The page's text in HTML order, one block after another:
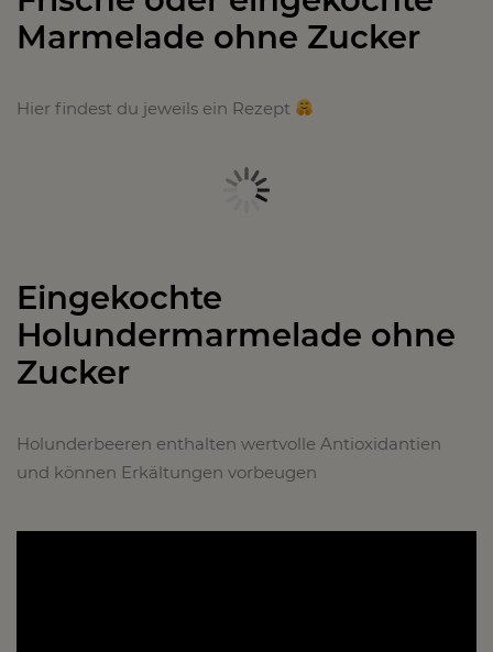
Marmelade ohne Zucker
Hier findest du jeweils ein Rezept
Eingekochte
Holundermarmelade ohne
Zucker
Holunderbeeren enthalten wertvolle Antioxidantien
und können Erkältungen vorbeugen